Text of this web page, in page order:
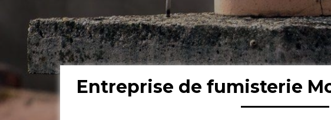
Entreprise de fumisterie